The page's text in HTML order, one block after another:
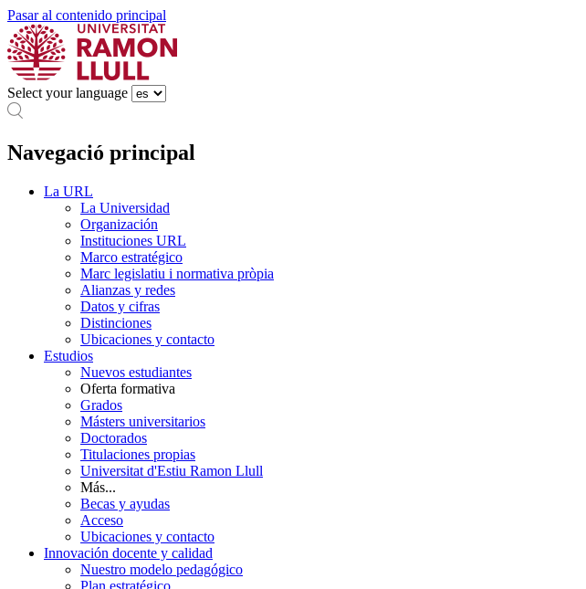
Pasar al contenido principal
Select your language
Navegació principal
La URL
La Universidad
Organización
Instituciones URL
Marco estratégico
Marc legislatiu i normativa pròpia
Alianzas y redes
Datos y cifras
Distinciones
Ubicaciones y contacto
Estudios
Nuevos estudiantes
Oferta formativa
Grados
Másters universitarios
Doctorados
Titulaciones propias
Universitat d'Estiu Ramon Llull
Más...
Becas y ayudas
Acceso
Ubicaciones y contacto
Innovación docente y calidad
Nuestro modelo pedagógico
Plan estratégico